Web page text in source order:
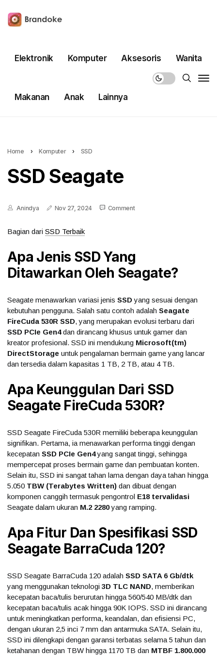
Elektronik Komputer Aksesoris Wanita
Makanan Anak Lainnya
Home › Komputer › SSD
SSD Seagate
Anindya Nov 27, 2024 Comment
Bagian dari SSD Terbaik
Apa Jenis SSD Yang
Ditawarkan Oleh Seagate?
Seagate menawarkan variasi jenis SSDyang sesuai dengan
kebutuhan pengguna. Salah satu contoh adalah Seagate
FireCuda 530R SSD, yang merupakan evolusi terbaru dari
SSD PCIe Gen4dan dirancang khusus untuk gamer dan
kreator profesional. SSD ini mendukung Microsoft(tm)
DirectStorage untuk pengalaman bermain game yang lancar
dan tersedia dalam kapasitas 1 TB, 2 TB, atau 4 TB.
Apa Keunggulan Dari SSD
Seagate FireCuda 530R?
SSD Seagate FireCuda 530R memiliki beberapa keunggulan
signifikan. Pertama, ia menawarkan performa tinggi dengan
kecepatan SSD PCIe Gen4yang sangat tinggi, sehingga
mempercepat proses bermain game dan pembuatan konten.
Selain itu, SSD ini sangat tahan lama dengan daya tahan hingga
5.050 TBW (Terabytes Written) dan dibuat dengan
komponen canggih termasuk pengontrol E18 tervalidasi
Seagate dalam ukuran M.2 2280yang ramping.
Apa Fitur Dan Spesifikasi SSD
Seagate BarraCuda 120?
SSD Seagate BarraCuda 120 adalah SSD SATA 6 Gb/dtk
yang menggunakan teknologi 3D TLC NAND, memberikan
kecepatan baca/tulis berurutan hingga 560/540 MB/dtk dan
kecepatan baca/tulis acak hingga 90K IOPS. SSD ini dirancang
untuk meningkatkan performa, keandalan, dan efisiensi PC,
dengan ukuran 2,5 inci 7 mm dan antarmuka SATA. Selain itu,
SSD ini dilengkapi dengan garansi terbatas selama 5 tahun dan
ketahanan dengan TBW hingga 1170 TB dan MTBF 1.800.000